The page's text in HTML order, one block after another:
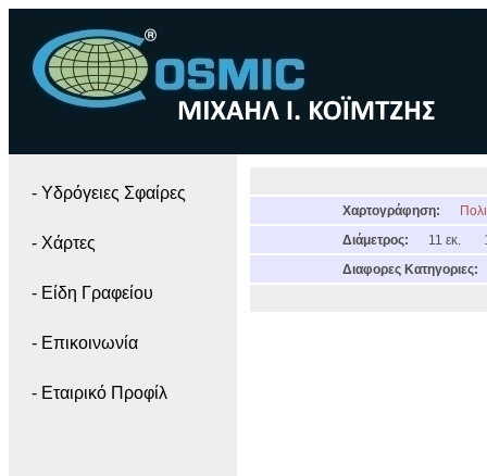
- Yδρόγειες Σφαίρες
- Χάρτες
- Είδη Γραφείου
- Επικοινωνία
- Εταιρικό Προφίλ
Χαρτογράφηση:
Διάμετρος:
11 εκ.
Διαφορες Κατηγοριες: